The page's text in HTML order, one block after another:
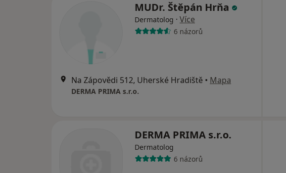
MUDr. Štěpán Hrňa
Dermatolog · Více
6 názorů
Na Zápovědi 512, Uherské Hradiště • Mapa
DERMA PRIMA s.r.o.
DERMA PRIMA s.r.o.
Dermatolog
6 názorů